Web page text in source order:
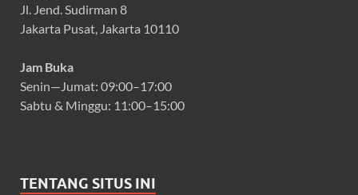
Jl. Jend. Sudirman 8
Jakarta Pusat, Jakarta 10110
Jam Buka
Senin—Jumat: 09:00–17:00
Sabtu & Minggu: 11:00–15:00
TENTANG SITUS INI